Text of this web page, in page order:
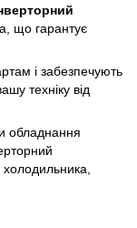
що гарантує
і забезпечують
техніку від
обладнання